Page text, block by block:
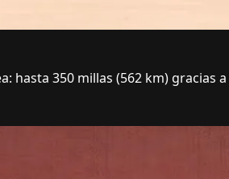
hasta 350 millas (562 km) gracias